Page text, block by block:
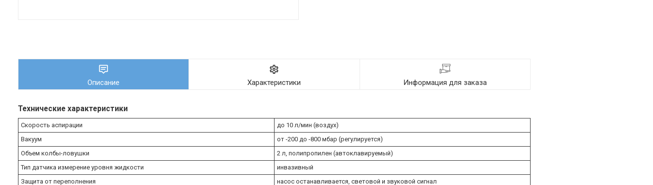
Описание Характеристики Информация для заказа
Технические характеристики
Скорость аспирации
до 10 л/мин (воздух)
Вакуум
от -200 до -800 мбар (регулируется)
Объем колбы-ловушки
2 л, полипропилен (автоклавируемый)
Тип датчика измерение уровня жидкости
инвазивный
Защита от переполнения
насос останавливается, световой и звуковой сигнал